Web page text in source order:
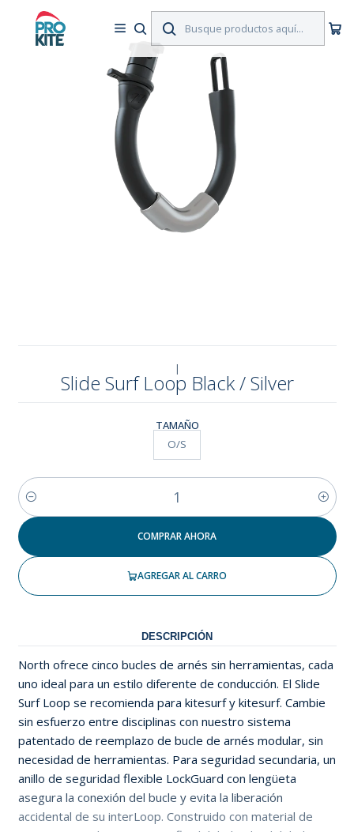
|
Slide Surf Loop Black / Silver
TAMAÑO
O/S
Cantidad
AGREGAR AL CARRO
COMPRAR AHORA
DESCRIPCIÓN
North ofrece cinco bucles de arnés sin herramientas, cada
uno ideal para un estilo diferente de conducción. El Slide
Surf Loop se recomienda para kitesurf y kitesurf. Cambie
sin esfuerzo entre disciplinas con nuestro sistema
patentado de reemplazo de bucle de arnés modular, sin
necesidad de herramientas. Para seguridad secundaria, un
anillo de seguridad flexible LockGuard con lengüeta
asegura la conexión del bucle y evita la liberación
accidental de su interLoop. Construido con material de